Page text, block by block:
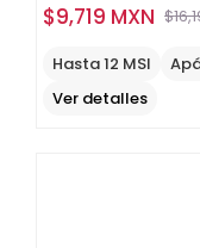
$
$9,719 MXN
Hasta 12 MSI
Ver detalles